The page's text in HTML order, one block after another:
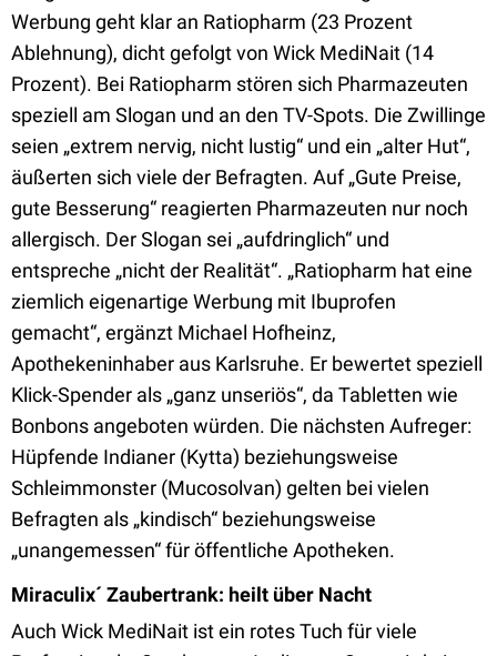
Werbung geht klar an Ratiopharm (23 Prozent
Ablehnung), dicht gefolgt von Wick MediNait (14
Prozent). Bei Ratiopharm stören sich Pharmazeuten
speziell am Slogan und an den TV-Spots. Die Zwillinge
seien „extrem nervig, nicht lustig“ und ein „alter Hut“,
äußerten sich viele der Befragten. Auf „Gute Preise,
gute Besserung“ reagierten Pharmazeuten nur noch
allergisch. Der Slogan sei „aufdringlich“ und
entspreche „nicht der Realität“. „Ratiopharm hat eine
ziemlich eigenartige Werbung mit Ibuprofen
gemacht“, ergänzt Michael Hofheinz,
Apothekeninhaber aus Karlsruhe. Er bewertet speziell
Klick-Spender als „ganz unseriös“, da Tabletten wie
Bonbons angeboten würden. Die nächsten Aufreger:
Hüpfende Indianer (Kytta) beziehungsweise
Schleimmonster (Mucosolvan) gelten bei vielen
Befragten als „kindisch“ beziehungsweise
„unangemessen“ für öffentliche Apotheken.
Miraculix´ Zaubertrank: heilt über Nacht
Auch Wick MediNait ist ein rotes Tuch für viele